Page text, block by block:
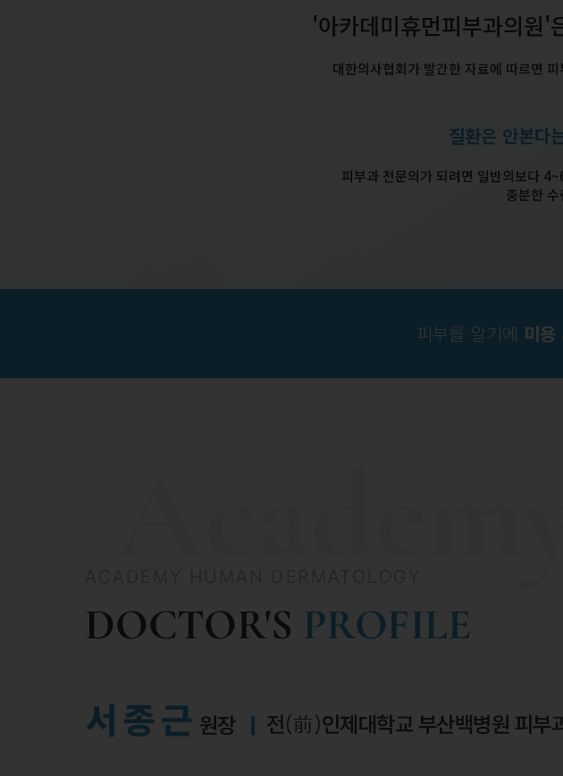
'아카데미휴먼피부과의원'
대한의사협회가 발간한 자료에 따르면
질환은 안본다
피부과 전문의가 되려면 일반의보다
충분한
피부를 알기에 미용